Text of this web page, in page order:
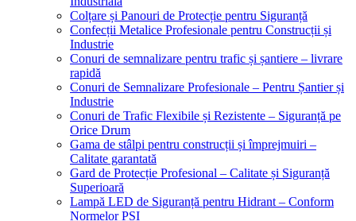
Colțare și Panouri de Protecție pentru Siguranță
Confecții Metalice Profesionale pentru Construcții și
Industrie
Conuri de semnalizare pentru trafic și șantiere – livrare
rapidă
Conuri de Semnalizare Profesionale – Pentru Șantier și
Industrie
Conuri de Trafic Flexibile și Rezistente – Siguranță pe
Orice Drum
Gama de stâlpi pentru construcții și împrejmuiri –
Calitate garantată
Gard de Protecție Profesional – Calitate și Siguranță
Superioară
Lampă LED de Siguranță pentru Hidrant – Conform
Normelor PSI